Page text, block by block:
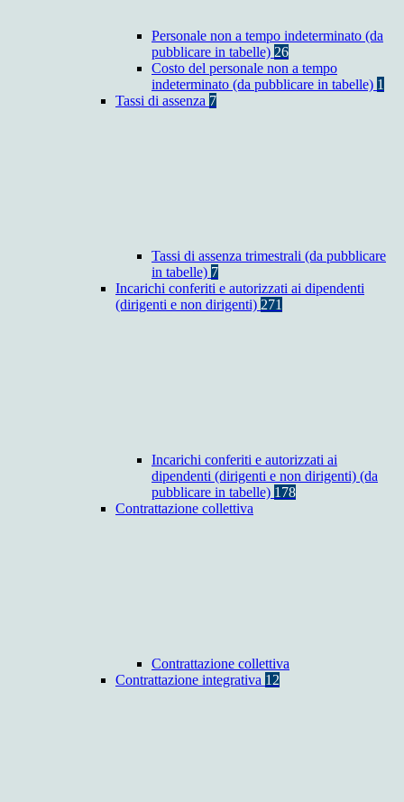
Personale non a tempo indeterminato (da
pubblicare in tabelle) 26
Costo del personale non a tempo
indeterminato (da pubblicare in tabelle) 1
Tassi di assenza 7
Tassi di assenza trimestrali (da pubblicare
in tabelle) 7
Incarichi conferiti e autorizzati ai dipendenti
(dirigenti e non dirigenti) 271
Incarichi conferiti e autorizzati ai
dipendenti (dirigenti e non dirigenti) (da
pubblicare in tabelle) 178
Contrattazione collettiva
Contrattazione collettiva
Contrattazione integrativa 12